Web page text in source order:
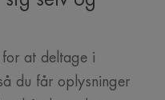
at deltage i
du får oplysninger